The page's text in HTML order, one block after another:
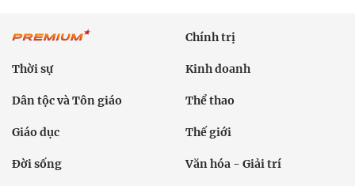
Chính trị
Thời sự Kinh doanh
Dân tộc và Tôn giáo Thể thao
Giáo dục Thế giới
Đời sống Văn hóa - Giải trí